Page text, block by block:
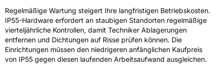
Regelmäßige Wartung steigert Ihre langfristigen Betriebskosten.
IP55-Hardware erfordert an staubigen Standorten regelmäßige
vierteljährliche Kontrollen, damit Techniker Ablagerungen
entfernen und Dichtungen auf Risse prüfen können. Die
Einrichtungen müssen den niedrigeren anfänglichen Kaufpreis
von IP55 gegen diesen laufenden Arbeitsaufwand ausgleichen.